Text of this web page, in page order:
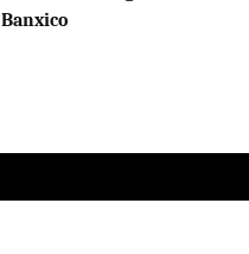
Banxico